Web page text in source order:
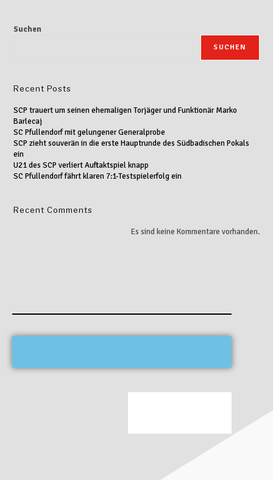
Suchen
SUCHEN
Recent Posts
SCP trauert um seinen ehemaligen Torjäger und Funktionär Marko
Barlecaj
SC Pfullendorf mit gelungener Generalprobe
SCP zieht souverän in die erste Hauptrunde des Südbadischen Pokals
ein
U21 des SCP verliert Auftaktspiel knapp
SC Pfullendorf fährt klaren 7:1-Testspielerfolg ein
Recent Comments
Es sind keine Kommentare vorhanden.